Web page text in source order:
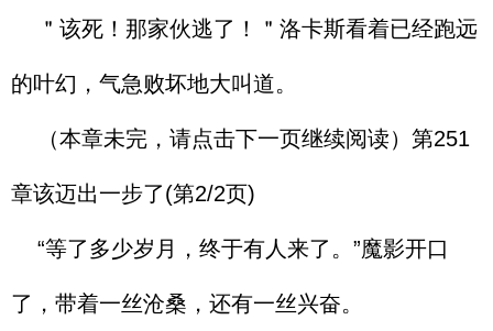
＂该死！那家伙逃了！＂洛卡斯看着已经跑远
的叶幻，气急败坏地大叫道。
（本章未完，请点击下一页继续阅读）第251
章该迈出一步了(第2/2页)
“等了多少岁月，终于有人来了。”魔影开口
了，带着一丝沧桑，还有一丝兴奋。